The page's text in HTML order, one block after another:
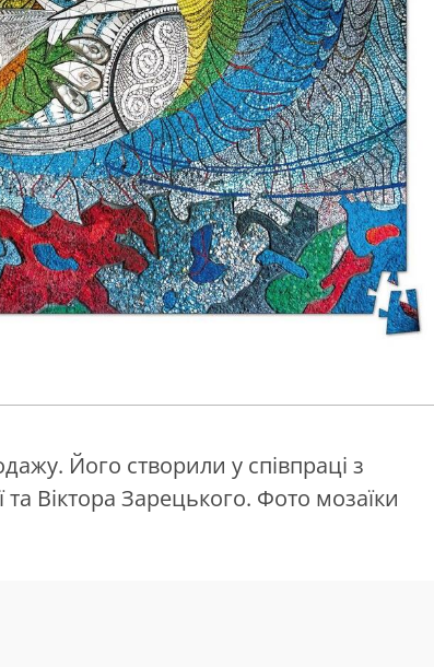
Його створили у співпраці з
Віктора Зарецького. Фото мозаїки